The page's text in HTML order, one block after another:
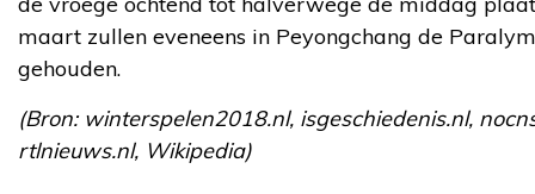
maart zullen eveneens in Peyongchang de
gehouden.
(Bron: winterspelen2018.nl, isgeschiedenis.nl,
rtlnieuws.nl, Wikipedia)